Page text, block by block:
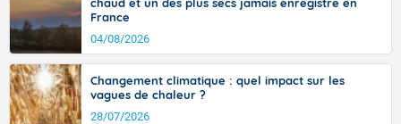
l’ouest de l’Hérault. L’étymologie de ce vent vient du latin trasmontanus,
signifiant au-delà des monts, en allusion aux régions montagneuses
d’où provient ce vent.
France
04/08/2026
Changement climatique : quel impact sur les
vagues de chaleur ?
28/07/2026